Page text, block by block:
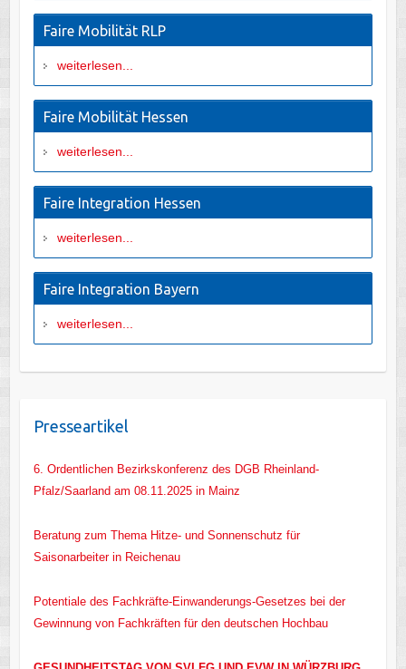
Faire Mobilität RLP
weiterlesen...
Faire Mobilität Hessen
weiterlesen...
Faire Integration Hessen
weiterlesen...
Faire Integration Bayern
weiterlesen...
Presseartikel
6. Ordentlichen Bezirkskonferenz des DGB Rheinland-
Pfalz/Saarland am 08.11.2025 in Mainz
Beratung zum Thema Hitze- und Sonnenschutz für
Saisonarbeiter in Reichenau
Potentiale des Fachkräfte-Einwanderungs-Gesetzes bei der
Gewinnung von Fachkräften für den deutschen Hochbau